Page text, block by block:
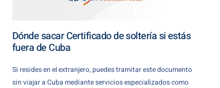
Dónde sacar Certificado de soltería si estás
fuera de Cuba
Si resides en el extranjero, puedes tramitar este documento
sin viajar a Cuba mediante servicios especializados como